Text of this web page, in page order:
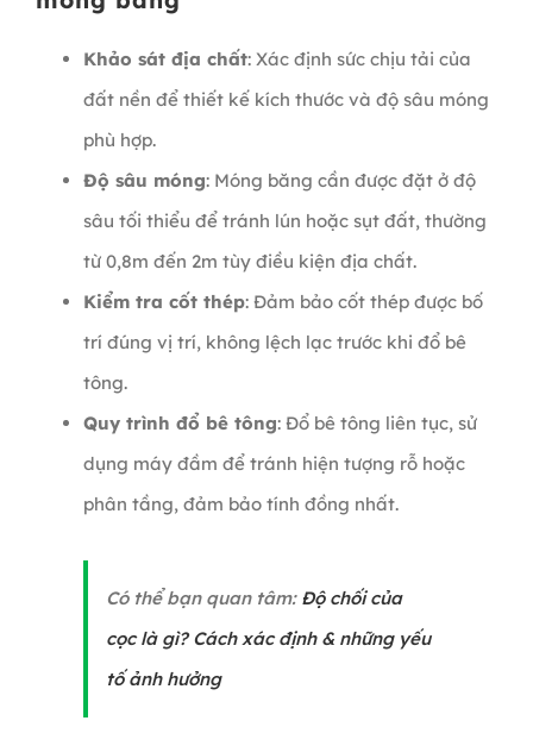
Khảo sát địa chất: Xác định sức chịu tải của
đất nền để thiết kế kích thước và độ sâu móng
phù hợp.
Độ sâu móng: Móng băng cần được đặt ở độ
sâu tối thiểu để tránh lún hoặc sụt đất, thường
từ 0,8m đến 2m tùy điều kiện địa chất.
Kiểm tra cốt thép: Đảm bảo cốt thép được bố
trí đúng vị trí, không lệch lạc trước khi đổ bê
tông.
Quy trình đổ bê tông: Đổ bê tông liên tục, sử
dụng máy đầm để tránh hiện tượng rỗ hoặc
phân tầng, đảm bảo tính đồng nhất.
Có thể bạn quan tâm: Độ chối của
cọc là gì? Cách xác định & những yếu
tố ảnh hưởng